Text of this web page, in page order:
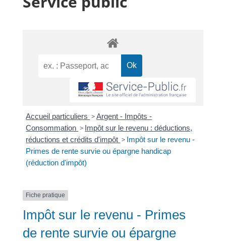
Accueil particuliers >Argent - Impôts -
Consommation > Impôt sur le revenu : déductions,
réductions et crédits d'impôt > Impôt sur le revenu -
Primes de rente survie ou épargne handicap
(réduction d'impôt)
Fiche pratique
Impôt sur le revenu - Primes
de rente survie ou épargne